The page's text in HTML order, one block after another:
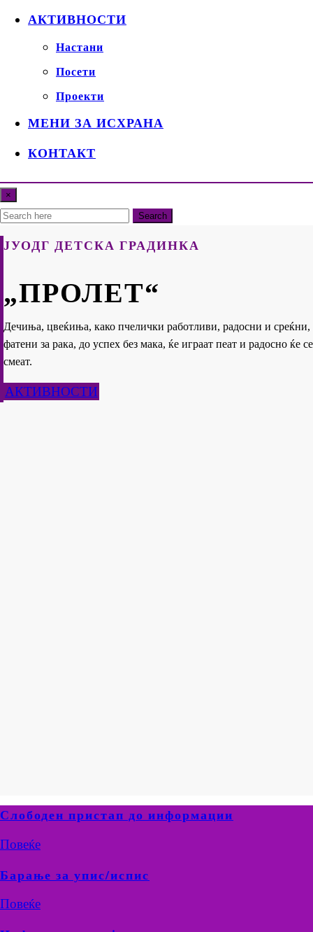
АКТИВНОСТИ
Настани
Посети
Проекти
МЕНИ ЗА ИСХРАНА
КОНТАКТ
×
Search
ЈУОДГ ДЕТСКА ГРАДИНКА
„ПРОЛЕТ“
Дечиња, цвеќиња, како пчелички работливи, радосни и среќни,
фатени за рака, до успех без мака, ќе играат пеат и радосно ќе се
смеат.
АКТИВНОСТИ
Слободен пристап до информации
Повеќе
Барање за упис/испис
Повеќе